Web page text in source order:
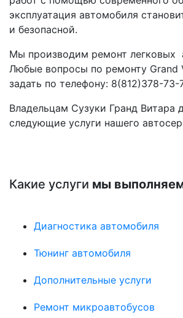
эксплуатация автомобиля
и безопасной.
Мы производим ремонт легковых
Любые вопросы по ремонту Grand
задать по телефону: 8(812)378-73-
Владельцам Сузуки Гранд Витара
следующие услуги нашего
Какие услуги мы
Диагностика автомобиля
Тюнинг автомобиля
Дополнительные услуги
Ремонт микроавтобусов